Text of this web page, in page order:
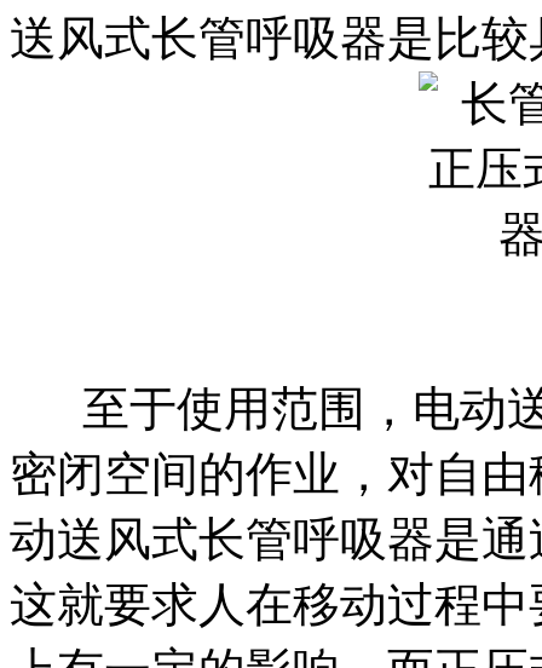
送风式长管呼吸器是比
至于使用范围，电动
密闭空间的作业，对自
动送风式长管呼吸器是
这就要求人在移动过程